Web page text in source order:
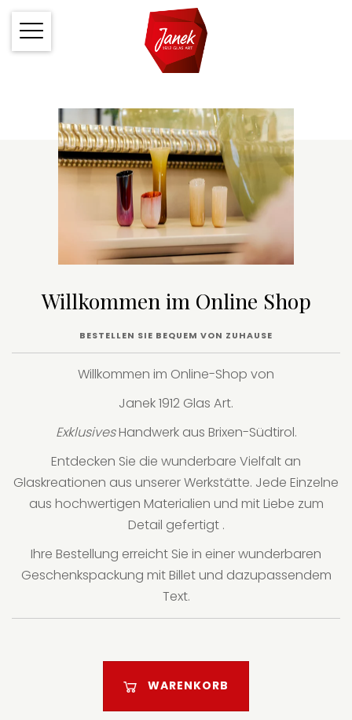
Willkommen im Online Shop
BESTELLEN SIE BEQUEM VON ZUHAUSE
Willkommen im Online-Shop von
Janek 1912 Glas Art.
ExklusivesHandwerk aus Brixen-Südtirol.
Entdecken Sie die wunderbare Vielfalt an
Glaskreationen aus unserer Werkstätte. Jede Einzelne
aus hochwertigen Materialien und mit Liebe zum
Detail gefertigt .
Ihre Bestellung erreicht Sie in einer wunderbaren
Geschenkspackung mit Billet und dazupassendem
Text.
WARENKORB